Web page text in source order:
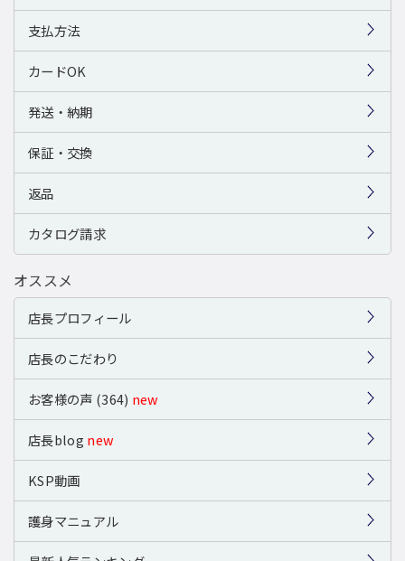
支払方法
カードOK
発送・納期
保証・交換
返品
カタログ請求
オススメ
店長プロフィール
店長のこだわり
お客様の声 (364) new
店長blog new
KSP動画
護身マニュアル